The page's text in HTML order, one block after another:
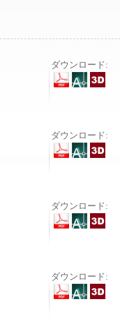
ダウンロード:
ダウンロード:
ダウンロード:
ダウンロード: